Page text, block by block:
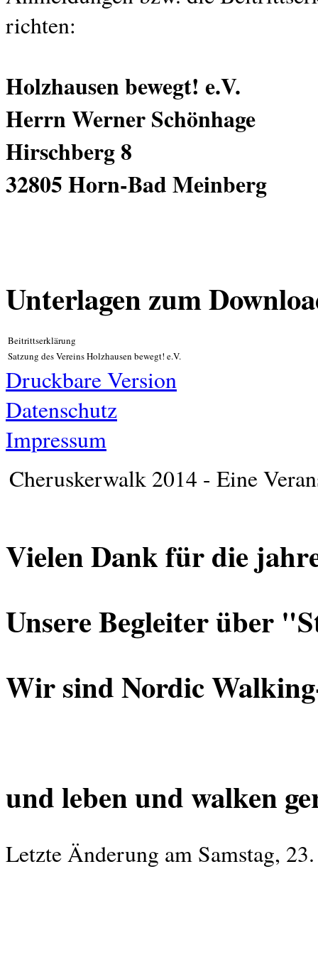
richten:
Holzhausen bewegt! e.V.
Herrn Werner Schönhage
Hirschberg 8
32805 Horn-Bad Meinberg
Unterlagen zum
Beitrittserklärung
Satzung des Vereins Holzhausen bewegt! e.V.
Druckbare Version
Datenschutz
Impressum
Cheruskerwalk 2014 - Eine
Vielen Dank für die
Unsere Begleiter über
Wir sind Nordic
und leben und walken
Letzte Änderung am Samstag,